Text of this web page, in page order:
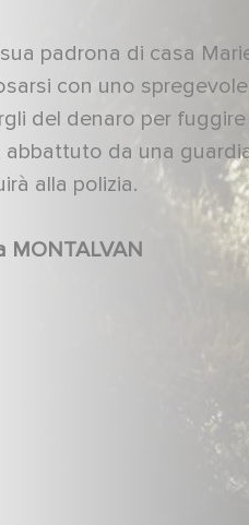
padrona di casa
con uno spregevole
del denaro per
da una
alla polizia.
Edouard DELMONT, Célia MONTALVAN